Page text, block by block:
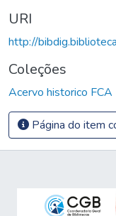
URI
http://
Coleções
Acervo historico FCA
Página do item